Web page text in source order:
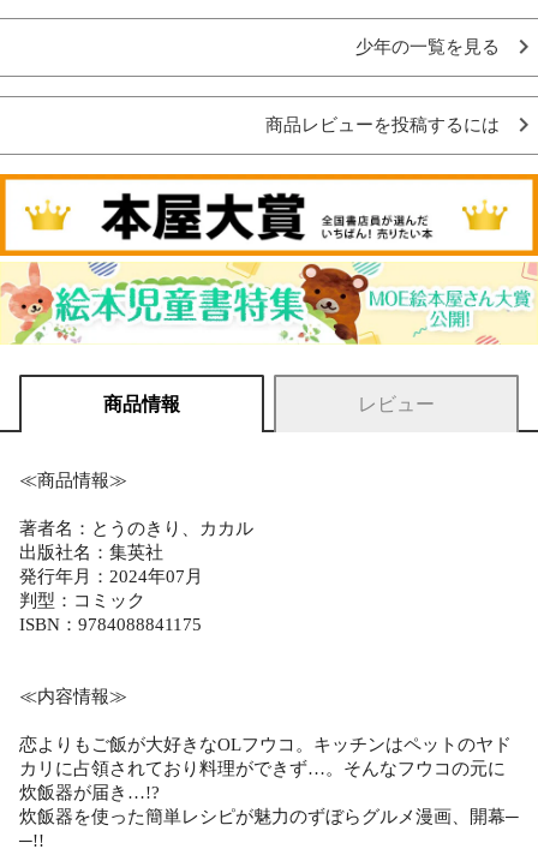
少年の一覧を見る
商品レビューを投稿するには
商品情報 レビュー
≪商品情報≫
著者名：とうのきり、カカル
出版社名：集英社
発行年月：2024年07月
判型：コミック
ISBN：9784088841175
≪内容情報≫
恋よりもご飯が大好きなOLフウコ。キッチンはペットのヤド
カリに占領されており料理ができず…。そんなフウコの元に
炊飯器が届き…!?
炊飯器を使った簡単レシピが魅力のずぼらグルメ漫画、開幕─
─!!